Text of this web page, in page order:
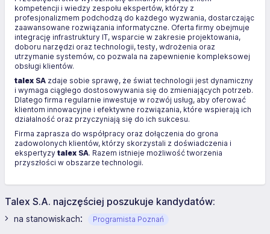
kompetencji i wiedzy zespołu ekspertów, którzy z
profesjonalizmem podchodzą do każdego wyzwania, dostarczając
zaawansowane rozwiązania informatyczne. Oferta firmy obejmuje
integrację infrastruktury IT, wsparcie w zakresie projektowania,
doboru narzędzi oraz technologii, testy, wdrożenia oraz
utrzymanie systemów, co pozwala na zapewnienie kompleksowej
obsługi klientów.
talex SA zdaje sobie sprawę, że świat technologii jest dynamiczny
i wymaga ciągłego dostosowywania się do zmieniających potrzeb.
Dlatego firma regularnie inwestuje w rozwój usług, aby oferować
klientom innowacyjne i efektywne rozwiązania, które wspierają ich
działalność oraz przyczyniają się do ich sukcesu.
Firma zaprasza do współpracy oraz dołączenia do grona
zadowolonych klientów, którzy skorzystali z doświadczenia i
ekspertyzy talex SA. Razem istnieje możliwość tworzenia
przyszłości w obszarze technologii.
Talex S.A. najczęściej poszukuje kandydatów:
na stanowiskach: Programista Poznań